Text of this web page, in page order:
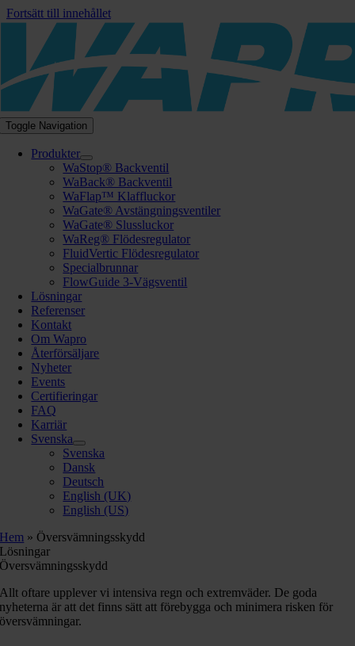
Fortsätt till innehållet
Toggle Navigation
Produkter
WaStop® Backventil
WaBack® Backventil
WaFlap™ Klaffluckor
WaGate® Avstängningsventiler
WaGate® Slussluckor
WaReg® Flödesregulator
FluidVertic Flödesregulator
Specialbrunnar
FlowGuide 3-Vägsventil
Lösningar
Referenser
Kontakt
Om Wapro
Återförsäljare
Nyheter
Events
Certifieringar
FAQ
Karriär
Svenska
Svenska
Dansk
Deutsch
English (UK)
English (US)
Hem » Översvämningsskydd
Lösningar
Översvämningsskydd
Allt oftare upplever vi intensiva regn och extremväder. De goda
nyheterna är att det finns sätt att förebygga och minimera risken för
översvämningar.